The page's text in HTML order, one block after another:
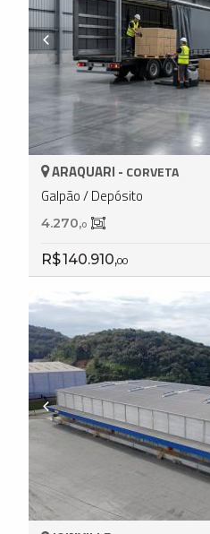
ARAQUARI - CORVETA
Galpão / Depósito
4.270,0
R$ 140.910,00